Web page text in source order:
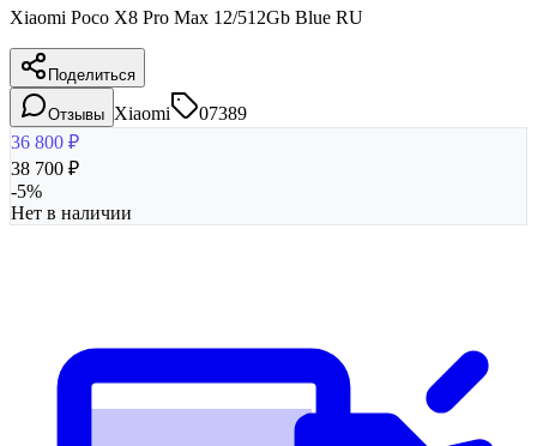
Xiaomi Poco X8 Pro Max 12/512Gb Blue RU
Поделиться
Отзывы Xiaomi
07389
36 800 ₽
38 700 ₽
-5%
Нет в наличии